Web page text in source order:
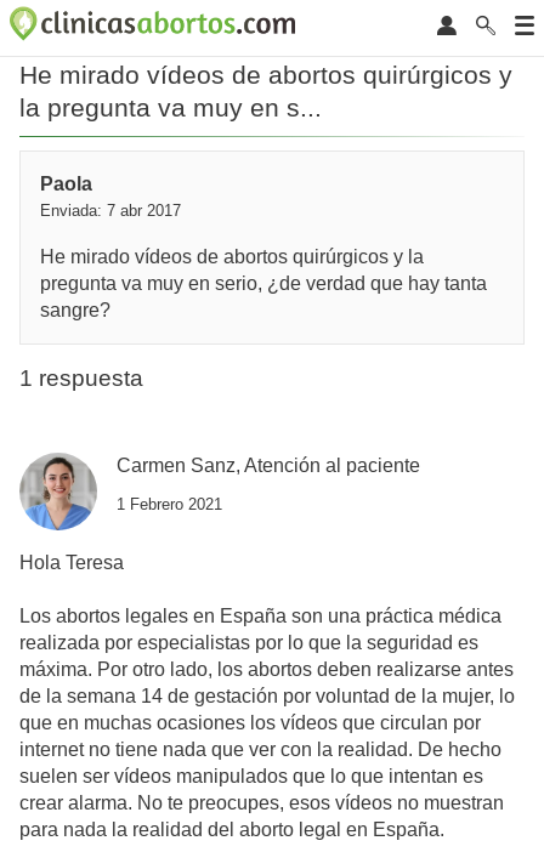
He mirado vídeos de abortos quirúrgicos y
la pregunta va muy en s...
Paola
Enviada: 7 abr 2017
He mirado vídeos de abortos quirúrgicos y la
pregunta va muy en serio, ¿de verdad que hay tanta
sangre?
1 respuesta
Carmen Sanz, Atención al paciente
1 Febrero 2021
Hola Teresa
Los abortos legales en España son una práctica médica
realizada por especialistas por lo que la seguridad es
máxima. Por otro lado, los abortos deben realizarse antes
de la semana 14 de gestación por voluntad de la mujer, lo
que en muchas ocasiones los vídeos que circulan por
internet no tiene nada que ver con la realidad. De hecho
suelen ser vídeos manipulados que lo que intentan es
crear alarma. No te preocupes, esos vídeos no muestran
para nada la realidad del aborto legal en España.